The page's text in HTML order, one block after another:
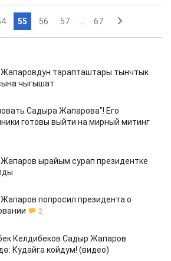
55 56 57 67
тарапташтары тынчтык
чыгышат
Садыра Жапарова"! Его
готовы выйти на мирный митинг
ырайым сурап президентке
попросил президента о
2
Келдибеков Садыр Жапаров
Кудайга койдум! (видео)